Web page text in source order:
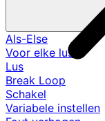
Als-Else
Voor elke lus
Lus
Break Loop
Schakel
Variabele instellen